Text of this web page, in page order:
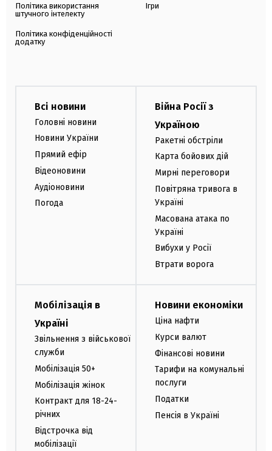
Політика використання
штучного інтелекту
Політика конфіденційності
додатку
Ігри
Всі новини
Головні новини
Новини України
Прямий ефір
Відеоновини
Аудіоновини
Погода
Війна Росії з
Україною
Ракетні обстріли
Карта бойових дій
Мирні переговори
Повітряна тривога в
Україні
Масована атака по
Україні
Вибухи у Росії
Втрати ворога
Мобілізація в
Україні
Звільнення з військової
служби
Мобілізація 50+
Мобілізація жінок
Контракт для 18-24-
річних
Відстрочка від
мобілізації
Новини економіки
Ціна нафти
Курси валют
Фінансові новини
Тарифи на комунальні
послуги
Податки
Пенсія в Україні